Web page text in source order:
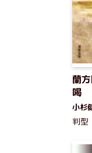
蘭
喝
小杉
判型